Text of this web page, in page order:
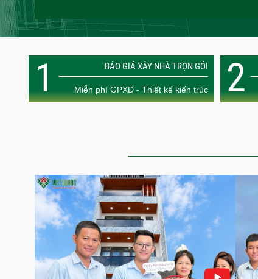
1 BÁO GIÁ XÂY NHÀ TRỌN GÓI
Miễn phí GPXD - Thiết kế kiến trúc 2